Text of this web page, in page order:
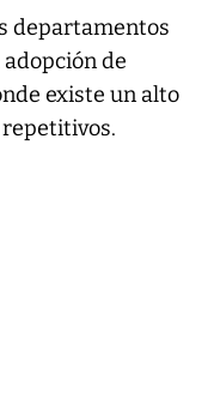
departamentos
de
existe un alto